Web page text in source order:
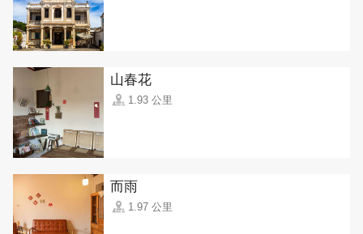
山春花
1.93 公里
而雨
1.97 公里